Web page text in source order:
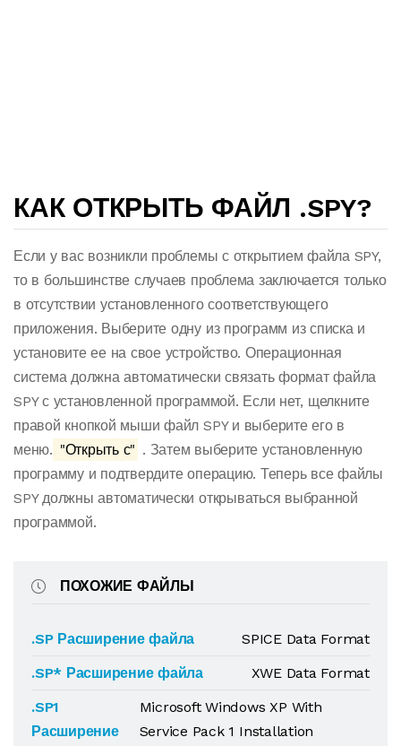
КАК ОТКРЫТЬ ФАЙЛ .SPY?
Если у вас возникли проблемы с открытием файла SPY,
то в большинстве случаев проблема заключается только
в отсутствии установленного соответствующего
приложения. Выберите одну из программ из списка и
установите ее на свое устройство. Операционная
система должна автоматически связать формат файла
SPY с установленной программой. Если нет, щелкните
правой кнопкой мыши файл SPY и выберите его в
меню. "Открыть с" . Затем выберите установленную
программу и подтвердите операцию. Теперь все файлы
SPY должны автоматически открываться выбранной
программой.
ПОХОЖИЕ ФАЙЛЫ
.SP Расширение файла
SPICE Data Format
.SP* Расширение файла
XWE Data Format
.SP1
Расширение
Microsoft Windows XP With
Service Pack 1 Installation